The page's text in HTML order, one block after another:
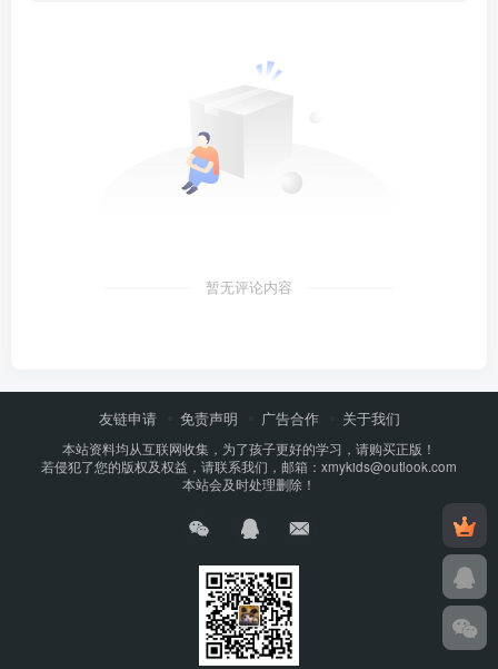
暂无评论内容
友链申请 免责声明 广告合作 关于我们
本站资料均从互联网收集，为了孩子更好的学习，请购买正版！
若侵犯了您的版权及权益，请联系我们，邮箱：xmykids@outlook.com
本站会及时处理删除！